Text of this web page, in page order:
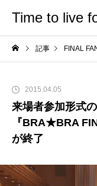
Time to live
記事 FINAL
2015.04.05
来場者参加形式
『BRA★BRA
が終了